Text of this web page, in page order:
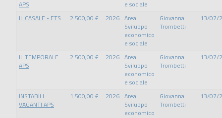
APS
e sociale
IL CASALE - ETS 2.500,00 € 2026 Area
Sviluppo
economico
e sociale
Giovanna
Trombetti
13/07/
IL TEMPORALE
APS
2.500,00 € 2026 Area
Sviluppo
economico
e sociale
Giovanna
Trombetti
13/07/
INSTABILI
VAGANTI APS
1.500,00 € 2026 Area
Sviluppo
economico
Giovanna
Trombetti
13/07/